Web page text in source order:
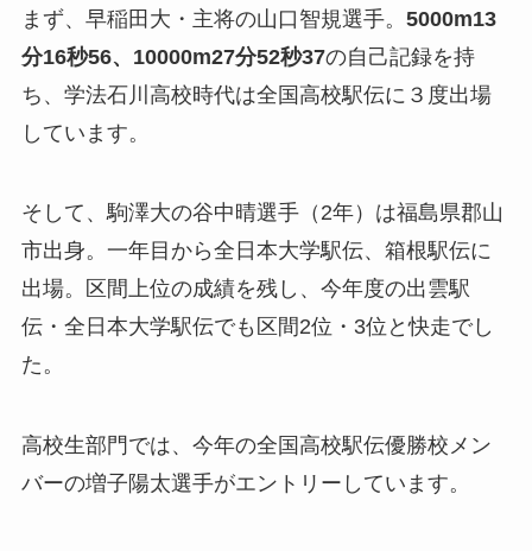
まず、早稲田大・主将の山口智規選手。 5000m13
分16秒56、10000m27分52秒37の自己記録を持
ち、学法石川高校時代は全国高校駅伝に３度出場
しています。
そして、駒澤大の谷中晴選手（2年）は福島県郡山
市出身。一年目から全日本大学駅伝、箱根駅伝に
出場。区間上位の成績を残し、今年度の出雲駅
伝・全日本大学駅伝でも区間2位・3位と快走でし
た。
高校生部門では、今年の全国高校駅伝優勝校メン
バーの増子陽太選手がエントリーしています。